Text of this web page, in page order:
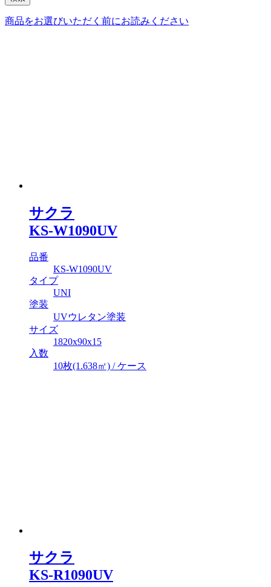
商品をお選びいただく前にお読みください
サクラ
KS-W1090UV
品番
KS-W1090UV
タイプ
UNI
塗装
UVウレタン塗装
サイズ
1820x90x15
入数
10枚(1.638㎡) / ケース
サクラ
KS-R1090UV